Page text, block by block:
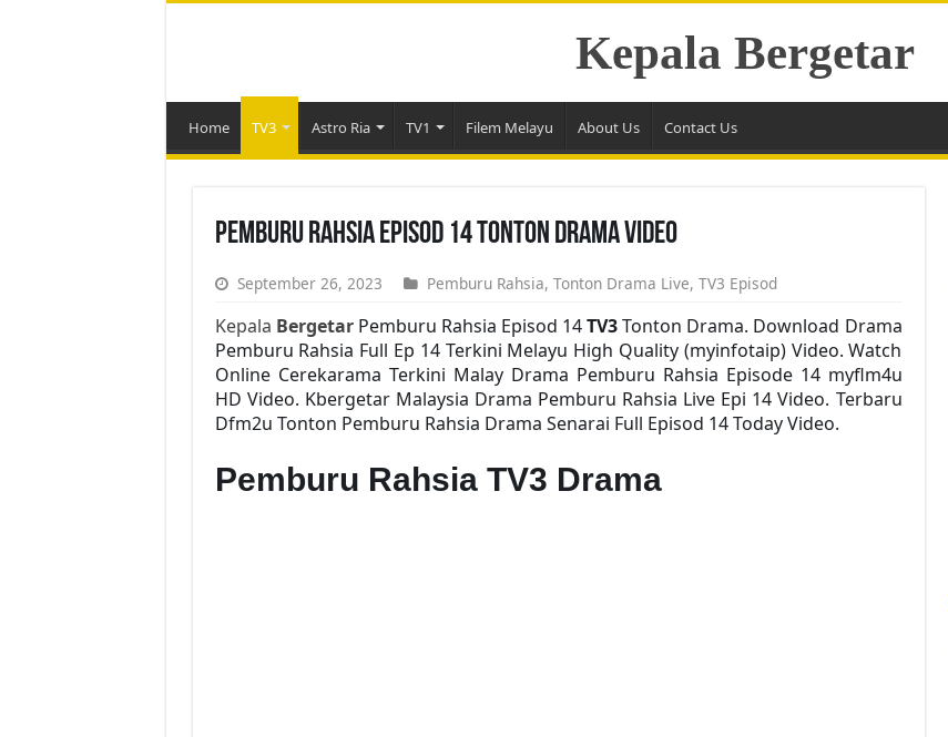
Kepala Bergetar
Home TV3 Astro Ria TV1 Filem Melayu About Us Contact Us
Pemburu Rahsia Episod 14 Tonton Drama Video
September 26, 2023 Pemburu Rahsia, Tonton Drama Live, TV3 Episod
Kepala BergetarPemburu Rahsia Episod 14TV3Tonton Drama. Download Drama
Pemburu Rahsia Full Ep 14 Terkini Melayu High Quality (myinfotaip) Video. Watch
Online Cerekarama Terkini Malay Drama Pemburu Rahsia Episode 14 myflm4u
HD Video. Kbergetar Malaysia Drama Pemburu Rahsia Live Epi 14 Video. Terbaru
Dfm2u Tonton Pemburu Rahsia Drama Senarai Full Episod 14 Today Video.
Pemburu Rahsia TV3 Drama